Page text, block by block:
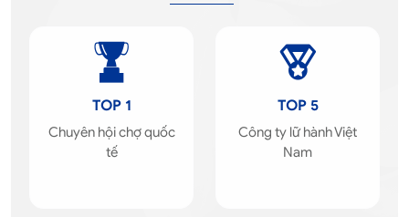
TOP 1
Chuyên hội chợ quốc
tế
TOP 5
Công ty lữ hành Việt
Nam